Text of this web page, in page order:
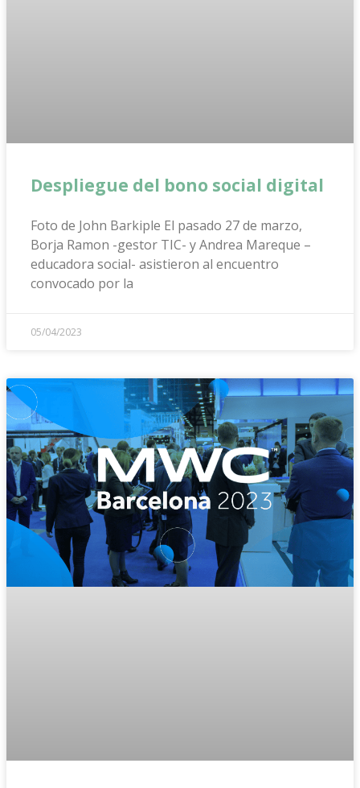
Despliegue del bono social digital
Foto de John Barkiple El pasado 27 de marzo,
Borja Ramon -gestor TIC- y Andrea Mareque –
educadora social- asistieron al encuentro
convocado por la
05/04/2023